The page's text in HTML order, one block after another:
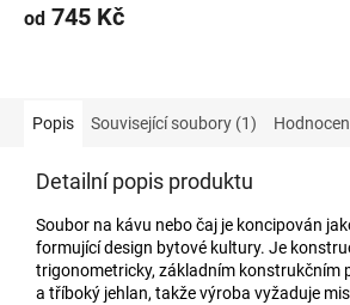
od 745 Kč
Popis Související soubory (1)
Detailní popis produktu
Soubor na kávu nebo čaj je koncipován
formující design bytové kultury. Je
trigonometricky, základním konstrukčním
a tříboký jehlan, takže výroba vyžaduje